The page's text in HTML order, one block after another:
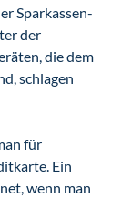
Sparkassen-
der
die dem
schlagen
für
Ein
wenn man